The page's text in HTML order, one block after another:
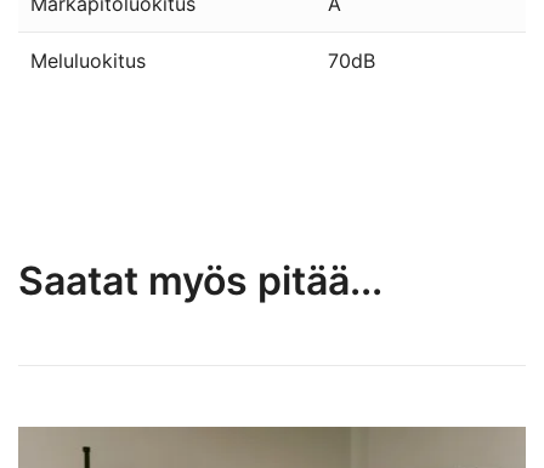
Meluluokitus 70dB
Saatat myös pitää...